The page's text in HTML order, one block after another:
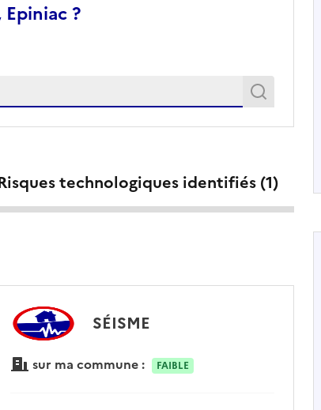
?
Recherche
technologiques identifiés (1)
SÉISME
sur ma commune : FAIBLE